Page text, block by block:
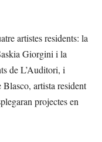
artistes residents: la
Giorgini i la
de L’Auditori, i
artista resident
projectes en